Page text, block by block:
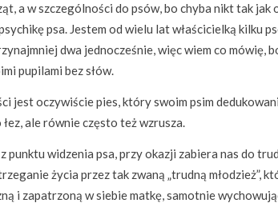
a w szczególności do psów, bo chyba nikt tak jak
psa. Jestem od wielu lat właścicielką kilku
dwa jednocześnie, więc wiem co mówię,
pupilami bez słów.
jest oczywiście pies, który swoim psim
ale równie często też wzrusza.
widzenia psa, przy okazji zabiera nas do
życia przez tak zwaną „trudną młodzież”,
i zapatrzoną w siebie matkę, samotnie